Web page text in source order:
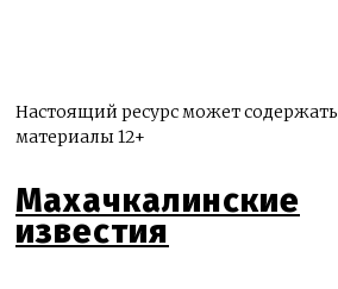
Настоящий ресурс может содержать
материалы 12+
Махачкалинские
известия